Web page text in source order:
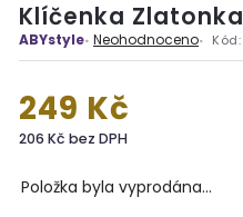
Klíčenka Zlatonka
ABYstyle Neohodnoceno Kód:
249 Kč
206 Kč bez DPH
Položka byla vyprodána…